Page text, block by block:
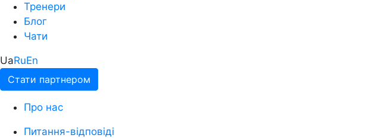
Тренери
Блог
Чати
UaRuEn
Стати партнером
Про нас
Питання-відповіді